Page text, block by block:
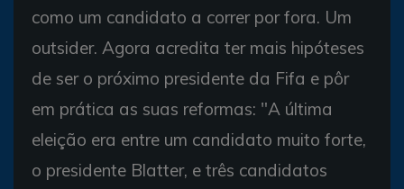
como um candidato a correr por fora. Um
outsider. Agora acredita ter mais hipóteses
de ser o próximo presidente da Fifa e pôr
em prática as suas reformas: "A última
eleição era entre um candidato muito forte,
o presidente Blatter, e três candidatos